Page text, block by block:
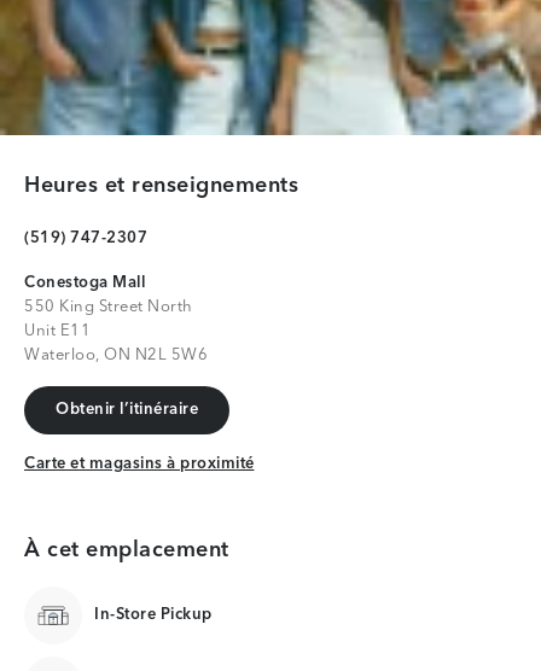
Heures et renseignements
(519) 747-2307
Conestoga Mall
550 King Street North
Unit E11
Waterloo, ON N2L 5W6
Obtenir l’itinéraire
Obtenir l’itinéraire
Carte et magasins à proximité
Carte et magasins à proximité
À cet emplacement
In-Store Pickup